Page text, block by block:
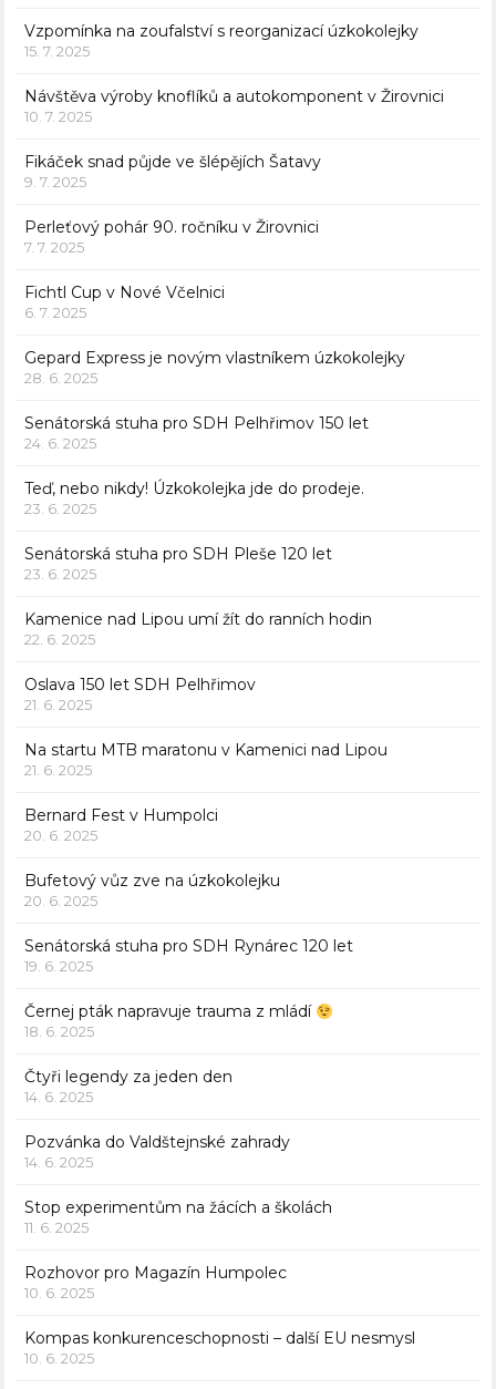
Vzpomínka na zoufalství s reorganizací úzkokolejky
15. 7. 2025
Návštěva výroby knoflíků a autokomponent v Žirovnici
10. 7. 2025
Fikáček snad půjde ve šlépějích Šatavy
9. 7. 2025
Perleťový pohár 90. ročníku v Žirovnici
7. 7. 2025
Fichtl Cup v Nové Včelnici
6. 7. 2025
Gepard Express je novým vlastníkem úzkokolejky
28. 6. 2025
Senátorská stuha pro SDH Pelhřimov 150 let
24. 6. 2025
Teď, nebo nikdy! Úzkokolejka jde do prodeje.
23. 6. 2025
Senátorská stuha pro SDH Pleše 120 let
23. 6. 2025
Kamenice nad Lipou umí žít do ranních hodin
22. 6. 2025
Oslava 150 let SDH Pelhřimov
21. 6. 2025
Na startu MTB maratonu v Kamenici nad Lipou
21. 6. 2025
Bernard Fest v Humpolci
20. 6. 2025
Bufetový vůz zve na úzkokolejku
20. 6. 2025
Senátorská stuha pro SDH Rynárec 120 let
19. 6. 2025
Černej pták napravuje trauma z mládí
18. 6. 2025
Čtyři legendy za jeden den
14. 6. 2025
Pozvánka do Valdštejnské zahrady
14. 6. 2025
Stop experimentům na žácích a školách
11. 6. 2025
Rozhovor pro Magazín Humpolec
10. 6. 2025
Kompas konkurenceschopnosti – další EU nesmysl
10. 6. 2025